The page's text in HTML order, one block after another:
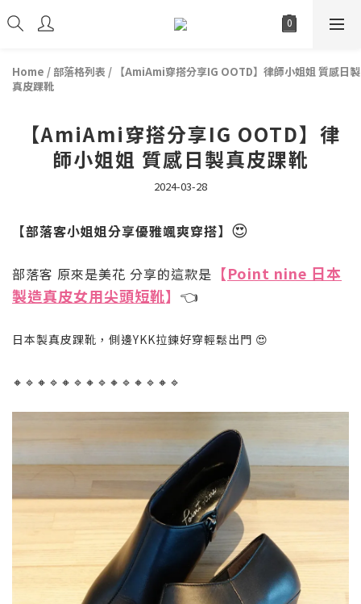
Home / 部落格列表 / 【AmiAmi穿搭分享IG OOTD】律師小姐姐 質感日製
真皮踝靴
【AmiAmi穿搭分享IG OOTD】律
師小姐姐 質感日製真皮踝靴
2024-03-28
【部落客小姐姐分享優雅颯爽穿搭】 😍
部落客 原來是美花 分享的這款是 【Point nine 日本
製造真皮女用尖頭短靴】 👈
日本製真皮踝靴， 側邊YKK拉鍊好穿輕鬆出門 😍
🔸🔹🔸🔹🔸🔹🔸🔹🔸🔹🔸🔹🔸🔹